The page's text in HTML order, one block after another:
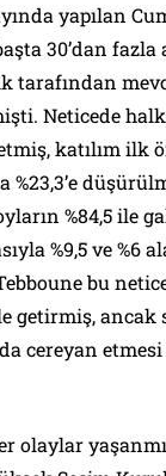
yapılan
30’dan fazla
tarafından
Neticede
katılım ilk
%84,5 ile
%9,5 ve %6
bu
getirmiş, ancak
cereyan
olaylar